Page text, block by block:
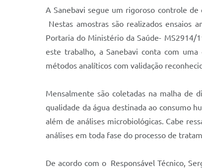
A Sanebavi segue um rigoroso controle
Nestas amostras são realizados ensaios
Portaria do Ministério da Saúde- MS2914/
este trabalho, a Sanebavi conta com
métodos analíticos com validação
Mensalmente são coletadas na malha de
qualidade da água destinada ao consumo
além de análises microbiológicas. Cabe
análises em toda fase do processo de
De acordo com o Responsável Técnico,